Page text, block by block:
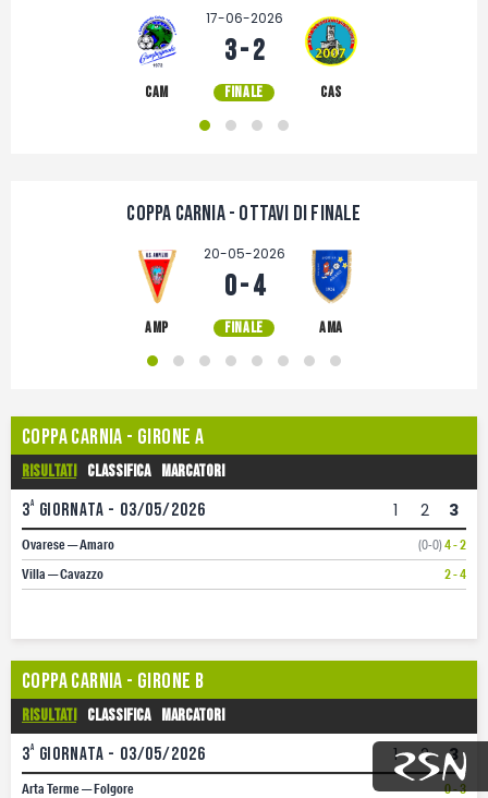
17-06-2026
3 - 2
FINALE
CAM CAS
Coppa Carnia - Ottavi di Finale
20-05-2026
0 - 4
FINALE
AMP AMA
Coppa Carnia - Girone A
Risultati Classifica Marcatori
3a giornata - 03/05/2026 1 2 3
Ovarese — Amaro (0-0)4 - 2
Villa — Cavazzo
2 - 4
Coppa Carnia - Girone B
Risultati Classifica Marcatori
3a giornata - 03/05/2026 1 2 3
Arta Terme — Folgore
0 - 3